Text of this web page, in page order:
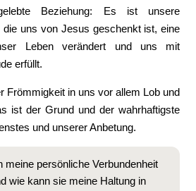
Beziehung: Es ist unsere
die uns von Jesus geschenkt ist, eine
Leben verändert und uns mit
erfüllt.
Frömmigkeit in uns vor allem Lob und
ist der Grund und der wahrhaftigste
und unserer Anbetung.
meine persönliche Verbundenheit
wie kann sie meine Haltung in